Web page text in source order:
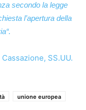
secondo la legge
l’apertura della
“.
SS.UU.
unione europea